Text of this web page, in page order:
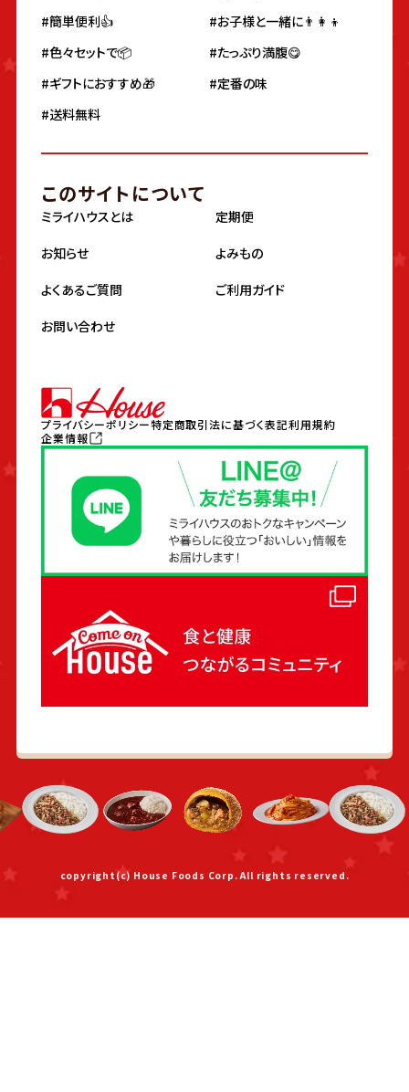
プライバシーポリシー特定商取引法に基づく表記利用規約
企業情報
#簡単便利👍
#お子様と一緒に👨‍👩‍👦
#色々セットで📦
#たっぷり満腹😋
#ギフトにおすすめ🎁
#定番の味
#送料無料
このサイトについて
ミライハウスとは
定期便
お知らせ
よみもの
よくあるご質問
ご利用ガイド
お問い合わせ
copyright(c) House Foods Corp. All rights reserved.